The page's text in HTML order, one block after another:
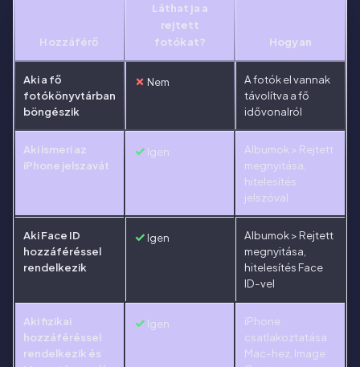
Hozzáférő
Láthatja a
rejtett
fotókat?
Hogyan
Aki a fő
fotókönyvtárban
böngészik
✗ Nem
A fotók el vannak
távolítva a fő
idővonalról
Aki ismeri az
iPhone jelszavát
✓ Igen
Albumok > Rejtett
megnyitása,
hitelesítés
jelszóval
Aki Face ID
hozzáféréssel
rendelkezik
✓ Igen
Albumok > Rejtett
megnyitása,
hitelesítés Face
ID-vel
Aki fizikai
hozzáféréssel
rendelkezik és
✓ Igen
iPhone
csatlakoztatása
Mac-hez, Image